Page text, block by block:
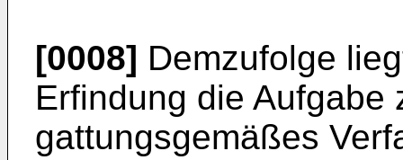
[0008] Demzufolge
Erfindung die Aufgabe
gattungsgemäßes